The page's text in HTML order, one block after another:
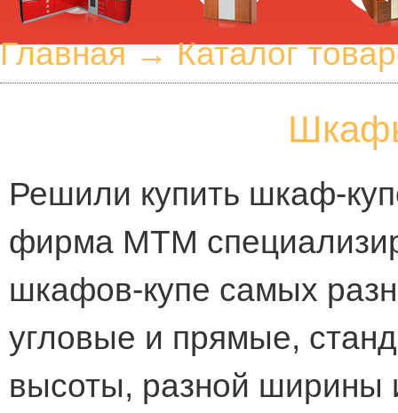
Главная→Каталог
Решили купить шкаф-
фирма МТМ
шкафов-купе самых
угловые и прямые,
высоты, разной ширины